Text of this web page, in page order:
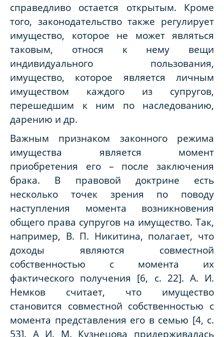
справедливо остается открытым. Кроме
того, законодательство также регулирует
имущество, которое не может являться
таковым, относя к нему вещи
индивидуального пользования,
имущество, которое является личным
имуществом каждого из супругов,
перешедшим к ним по наследованию,
дарению и др.
Важным признаком законного режима
имущества является момент
приобретения его – после заключения
брака. В правовой доктрине есть
несколько точек зрения по поводу
наступления момента возникновения
общего права супругов на имущество. Так,
например, В. П. Никитина, полагает, что
доходы являются совместной
собственностью с момента их
фактического получения [6, c. 22]. А. И.
Немков считает, что имущество
становится совместной собственностью с
момента представления его в семью [4, c.
53]. А И. М. Кузнецова придерживалась